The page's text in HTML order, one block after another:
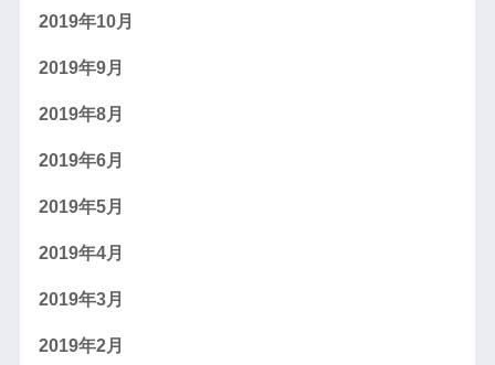
2019年10月
2019年9月
2019年8月
2019年6月
2019年5月
2019年4月
2019年3月
2019年2月